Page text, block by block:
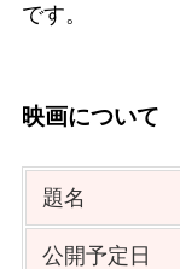
です。
映画について
題名
公開予定日